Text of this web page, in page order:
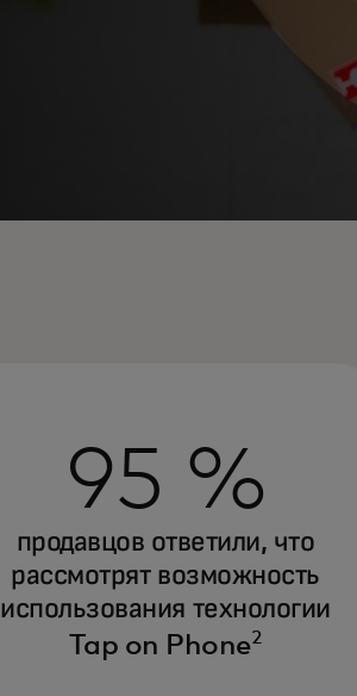
95 %
продавцов ответили, что
рассмотрят возможность
использования технологии
Tap on Phone2